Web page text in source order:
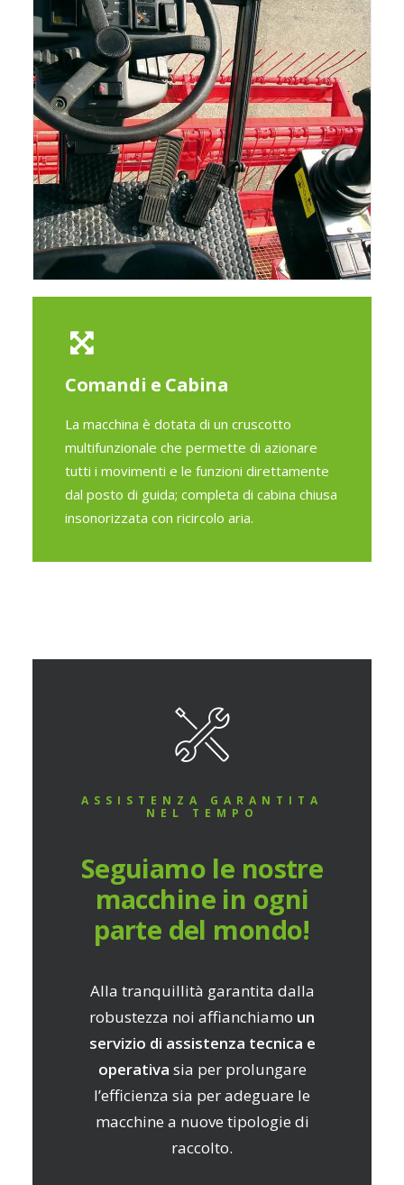
Comandi e Cabina
La macchina è dotata di un cruscotto
multifunzionale che permette di azionare
tutti i movimenti e le funzioni direttamente
dal posto di guida; completa di cabina chiusa
insonorizzata con ricircolo aria.
ASSISTENZA GARANTITA
NEL TEMPO
Seguiamo le nostre
macchine in ogni
parte del mondo!
Alla tranquillità garantita dalla
robustezza noi affianchiamo un
servizio di assistenza tecnica e
operativa sia per prolungare
l’efficienza sia per adeguare le
macchine a nuove tipologie di
raccolto.